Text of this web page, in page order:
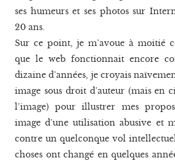
ses humeurs et ses photos sur
20 ans.
Sur ce point, je m’avoue à moitié
que le web fonctionnait encore
dizaine d’années, je croyais
image sous droit d’auteur (mais en
l’image) pour illustrer mes
image d’une utilisation abusive et
contre un quelconque vol
choses ont changé en quelques